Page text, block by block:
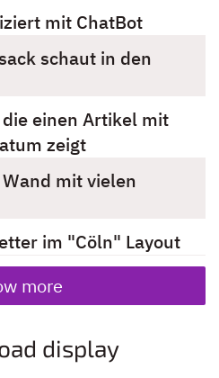
mit ChatBot
schaut in den
einen Artikel mit
zeigt
mit vielen
im "Cöln" Layout
more
display